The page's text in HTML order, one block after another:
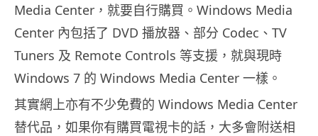
Media Center，就要自行購買。Windows Media
Center 內包括了 DVD 播放器、部分 Codec、TV
Tuners 及 Remote Controls 等支援，就與現時
Windows 7 的 Windows Media Center 一樣。
其實網上亦有不少免費的 Windows Media Center
替代品，如果你有購買電視卡的話，大多會附送相